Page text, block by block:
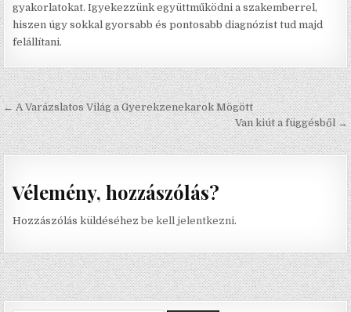
gyakorlatokat. Igyekezzünk együttműködni a szakemberrel,
hiszen úgy sokkal gyorsabb és pontosabb diagnózist tud majd
felállítani.
Bejegyzés navigáció
← A Varázslatos Világ a Gyerekzenekarok Mögött
Van kiút a függésből →
Vélemény, hozzászólás?
Hozzászólás küldéséhezbe kell jelentkezni.